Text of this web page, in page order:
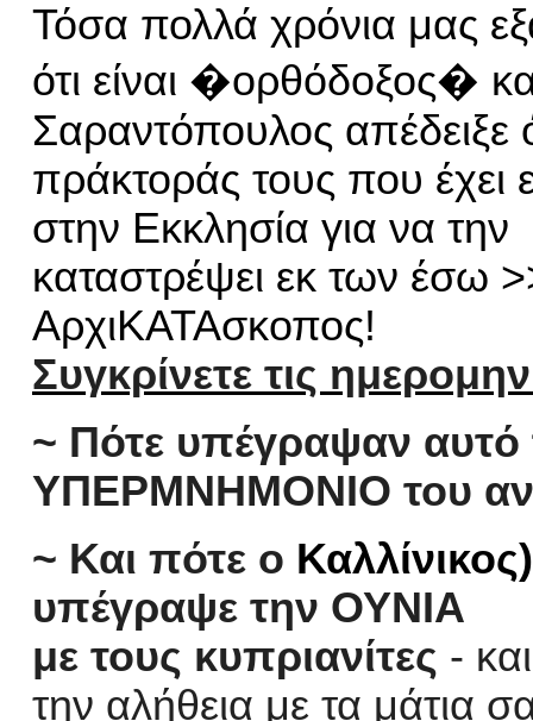
Τόσα πολλά χρόνια μας
ότι είναι �ορθόδοξος�
Σαραντόπουλος απέδειξε
πράκτοράς τους που έχει
στην Εκκλησία για να την
καταστρέψει εκ των έσω
ΑρχιΚΑΤΑσκοπος!
Συγκρίνετε τις
~ Πότε υπέγραψαν αυτό
ΥΠΕΡΜΝΗΜΟΝΙΟ του
~ Και πότε ο Καλλίνικος)
υπέγραψε την ΟΥΝΙΑ
με τους κυπριανίτες -
την αλήθεια με τα μάτια